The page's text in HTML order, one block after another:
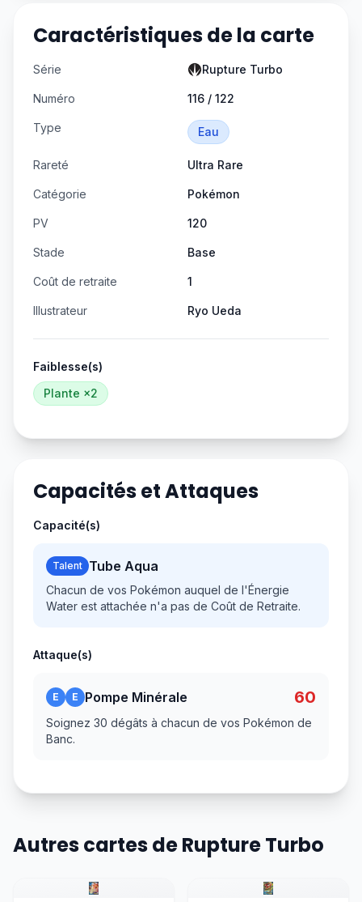
Caractéristiques de la carte
Série Rupture Turbo
Numéro 116 / 122
Type Eau
Rareté Ultra Rare
Catégorie Pokémon
PV 120
Stade Base
Coût de retraite 1
Illustrateur Ryo Ueda
Faiblesse(s)
Plante ×2
Capacités et Attaques
Capacité(s)
Talent Tube Aqua
Chacun de vos Pokémon auquel de l'Énergie
Water est attachée n'a pas de Coût de Retraite.
Attaque(s)
E E Pompe Minérale 60
Soignez 30 dégâts à chacun de vos Pokémon de
Banc.
Autres cartes de Rupture Turbo